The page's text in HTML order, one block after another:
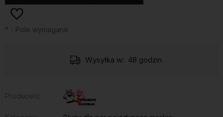
* - Pole wymagane
Wysyłka w: 48 godzin